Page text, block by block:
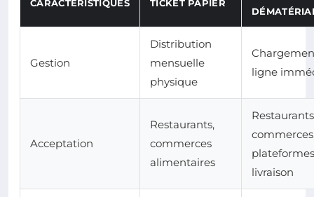
CARACTÉRISTIQUES TICKET PAPIER
Gestion
Distribution
mensuelle
physique
ligne
Acceptation
Restaurants,
commerces
alimentaires
livraison